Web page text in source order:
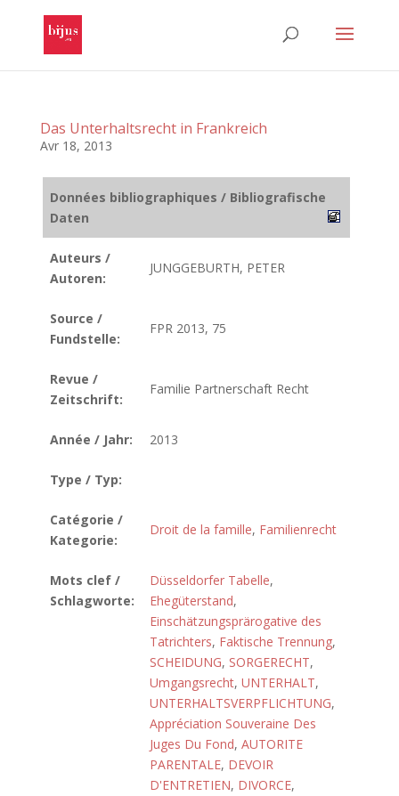
Das Unterhaltsrecht in Frankreich
Avr 18, 2013
Données bibliographiques / Bibliografische
Daten
Auteurs /
Autoren:
JUNGGEBURTH, PETER
Source /
Fundstelle:
FPR 2013, 75
Revue /
Zeitschrift:
Familie Partnerschaft Recht
Année / Jahr: 2013
Type / Typ:
Catégorie /
Kategorie:
Droit de la famille, Familienrecht
Mots clef /
Schlagworte:
Düsseldorfer Tabelle,
Ehegüterstand,
Einschätzungsprärogative des
Tatrichters, Faktische Trennung,
SCHEIDUNG, SORGERECHT,
Umgangsrecht, UNTERHALT,
UNTERHALTSVERPFLICHTUNG,
Appréciation Souveraine Des
Juges Du Fond, AUTORITE
PARENTALE, DEVOIR
D'ENTRETIEN, DIVORCE,